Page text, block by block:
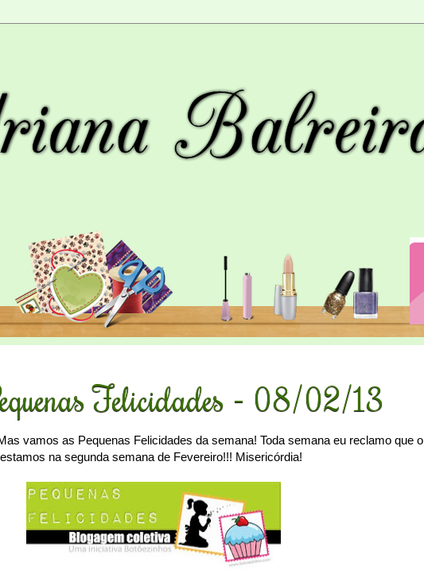
Felicidades - 08/02/13
vamos as Pequenas Felicidades da semana! Toda semana eu reclamo que o
na segunda semana de Fevereiro!!! Misericórdia!